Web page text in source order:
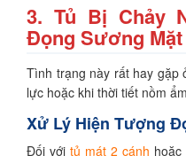
3. Tủ Bị Chảy
Đọng Sương
Tình trạng này rất hay gặp
lực hoặc khi thời tiết nồm
Xử Lý Hiện Tượng
Đối với tủ mát 2 cánh hoặc